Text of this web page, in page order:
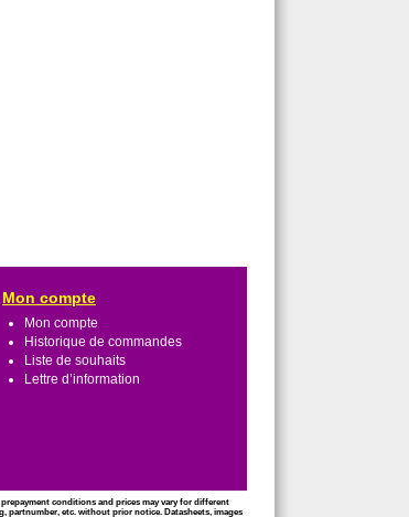
Mon compte
Mon compte
Historique de commandes
Liste de souhaits
Lettre d’information
conditions and prices may vary for different
partnumber, etc. without prior notice. Datasheets, images